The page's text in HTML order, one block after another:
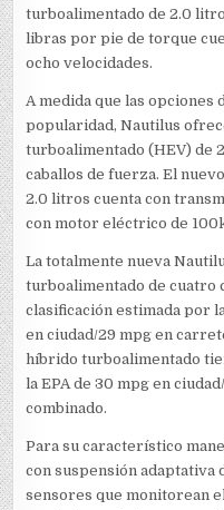
turboalimentado de 2.0
libras por pie de torque
ocho velocidades.
A medida que las
popularidad, Nautilus
turboalimentado (HEV) de
caballos de fuerza. El
2.0 litros cuenta con
con motor eléctrico de
La totalmente nueva
turboalimentado de cuatro
clasificación estimada por
en ciudad/29 mpg en
híbrido turboalimentado
la EPA de 30 mpg en
combinado.
Para su característico
con suspensión adaptativa
sensores que monitorean